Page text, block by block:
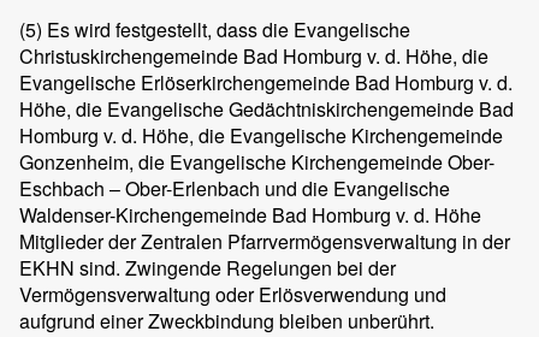
(5) Es wird festgestellt, dass die Evangelische
Christuskirchengemeinde Bad Homburg v. d. Höhe, die
Evangelische Erlöserkirchengemeinde Bad Homburg v. d.
Höhe, die Evangelische Gedächtniskirchengemeinde Bad
Homburg v. d. Höhe, die Evangelische Kirchengemeinde
Gonzenheim, die Evangelische Kirchengemeinde Ober-
Eschbach – Ober-Erlenbach und die Evangelische
Waldenser-Kirchengemeinde Bad Homburg v. d. Höhe
Mitglieder der Zentralen Pfarrvermögensverwaltung in der
EKHN sind. Zwingende Regelungen bei der
Vermögensverwaltung oder Erlösverwendung und
aufgrund einer Zweckbindung bleiben unberührt.